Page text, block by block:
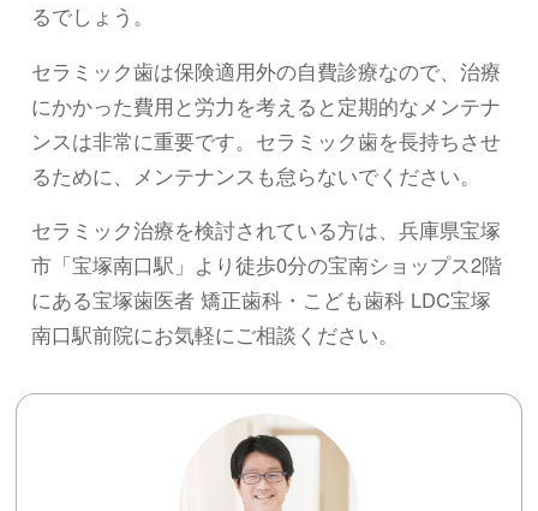
るでしょう。
セラミック歯は保険適用外の自費診療なので、治療
にかかった費用と労力を考えると定期的なメンテナ
ンスは非常に重要です。セラミック歯を長持ちさせ
るために、メンテナンスも怠らないでください。
セラミック治療を検討されている方は、兵庫県宝塚
市「宝塚南口駅」より徒歩0分の宝南ショップス2階
にある宝塚歯医者 矯正歯科・こども歯科 LDC宝塚
南口駅前院にお気軽にご相談ください。